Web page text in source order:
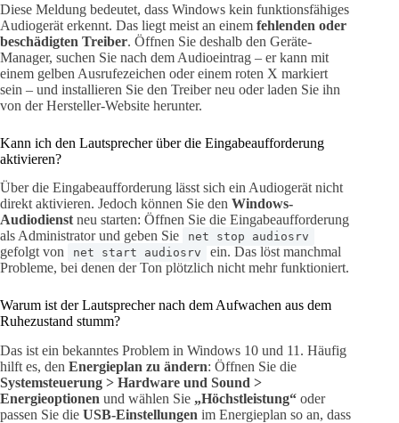
Diese Meldung bedeutet, dass Windows kein funktionsfähiges
Audiogerät erkennt. Das liegt meist an einem fehlenden oder
beschädigten Treiber. Öffnen Sie deshalb den Geräte-
Manager, suchen Sie nach dem Audioeintrag – er kann mit
einem gelben Ausrufezeichen oder einem roten X markiert
sein – und installieren Sie den Treiber neu oder laden Sie ihn
von der Hersteller-Website herunter.
Kann ich den Lautsprecher über die Eingabeaufforderung
aktivieren?
Über die Eingabeaufforderung lässt sich ein Audiogerät nicht
direkt aktivieren. Jedoch können Sie den Windows-
Audiodienstneu starten: Öffnen Sie die Eingabeaufforderung
als Administrator und geben Sie
net stop audiosrv
gefolgt von net start audiosrv
ein. Das löst manchmal
Probleme, bei denen der Ton plötzlich nicht mehr funktioniert.
Warum ist der Lautsprecher nach dem Aufwachen aus dem
Ruhezustand stumm?
Das ist ein bekanntes Problem in Windows 10 und 11. Häufig
hilft es, den Energieplan zu ändern: Öffnen Sie die
Systemsteuerung > Hardware und Sound >
Energieoptionen und wählen Sie „Höchstleistung“ oder
passen Sie die USB-Einstellungen im Energieplan so an, dass